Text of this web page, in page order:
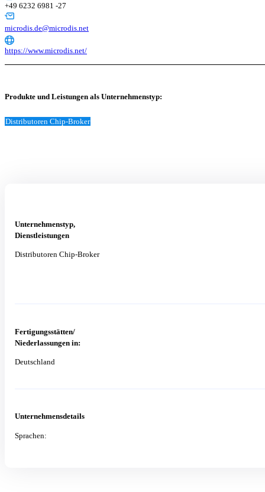
+49 6232 6981 -27
microdis.de@microdis.net
https://www.microdis.net/
Produkte und Leistungen als Unternehmenstyp:
Distributoren Chip-Broker
Unternehmenstyp,
Dienstleistungen
Distributoren Chip-Broker
Fertigungsstätten/
Niederlassungen in:
Deutschland
Unternehmensdetails
Sprachen: